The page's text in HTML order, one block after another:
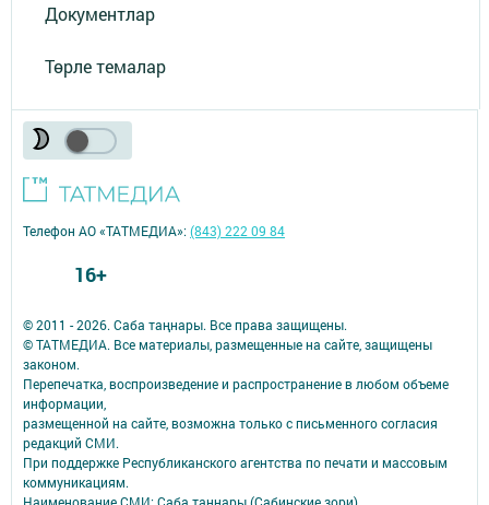
Документлар
Төрле темалар
© 2011 - 2026. Саба таңнары. Все права защищены.
© ТАТМЕДИА. Все материалы, размещенные на сайте, защищены
законом.
Перепечатка, воспроизведение и распространение в любом объеме
информации,
размещенной на сайте, возможна только с письменного согласия
редакций СМИ.
При поддержке Республиканского агентства по печати и массовым
коммуникациям.
Наименование СМИ: Саба таннары (Сабинские зори)
Телефон АО «ТАТМЕДИА»:(843) 222 09 84
16+